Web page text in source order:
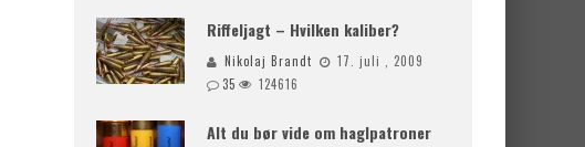
Riffeljagt – Hvilken kaliber?
Nikolaj Brandt
17. juli , 2009
35
124616
Alt du bør vide om haglpatroner